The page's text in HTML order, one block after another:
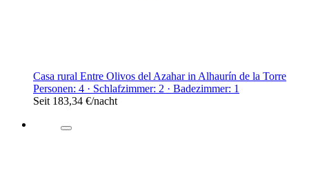
Casa rural Entre Olivos del Azahar in Alhaurín de la Torre
Personen: 4 · Schlafzimmer: 2 · Badezimmer: 1
Seit 183,34 €/nacht